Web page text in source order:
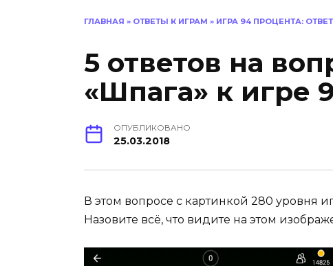
ГЛАВНАЯ » ОТВЕТЫ К ИГРАМ » ИГРА 94 ПРОЦЕНТА:
5 ответов на
«Шпага» к игре
ОПУБЛИКОВАНО
25.03.2018
В этом вопросе с картинкой 280 уровня
Назовите всё, что видите на этом